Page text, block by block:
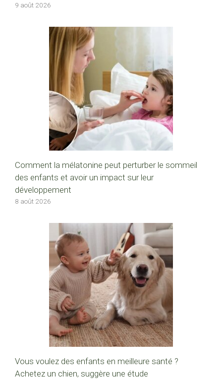
9 août 2026
Comment la mélatonine peut perturber le sommeil
des enfants et avoir un impact sur leur
développement
8 août 2026
Vous voulez des enfants en meilleure santé ?
Achetez un chien, suggère une étude